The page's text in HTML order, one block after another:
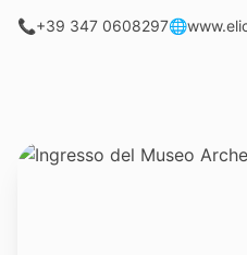
📞+39 347 0608297🌐